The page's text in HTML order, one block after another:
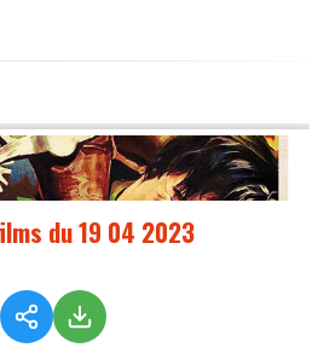
du 19 04 2023